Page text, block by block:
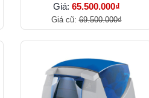
Giá: 65.500.000₫
Giá cũ:69.500.000₫